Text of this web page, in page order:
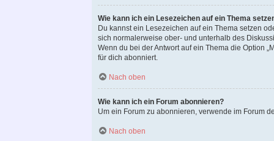
Wie kann ich ein Lesezeichen auf ein Thema
Du kannst ein Lesezeichen auf ein Thema setzen
sich normalerweise ober- und unterhalb des
Wenn du bei der Antwort auf ein Thema die Option
für dich abonniert.
Nach oben
Wie kann ich ein Forum abonnieren?
Um ein Forum zu abonnieren, verwende im Forum
Nach oben